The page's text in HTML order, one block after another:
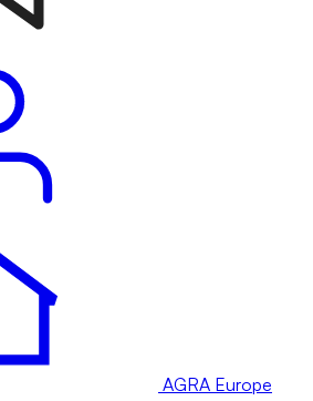
AGRA Europe